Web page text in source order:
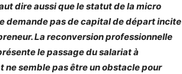
dire aussi que le statut de la micro
demande pas de capital de départ incite
La reconversion professionnelle
le passage du salariat à
ne semble pas être un obstacle pour